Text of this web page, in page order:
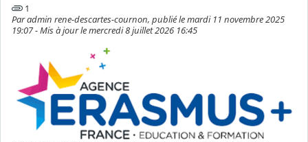
1
Par admin rene-descartes-cournon, publié le mardi 11 novembre 2025
19:07 - Mis à jour le mercredi 8 juillet 2026 16:45